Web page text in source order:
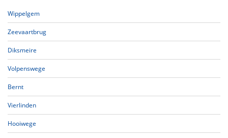
Wippelgem
Zeevaartbrug
Diksmeire
Volpenswege
Bernt
Vierlinden
Hooiwege